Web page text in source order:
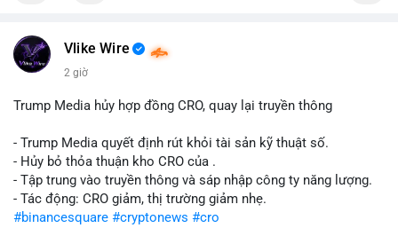
📰 Nguồn: CoinDesk
Vlike Wire
2 giờ
Trump Media hủy hợp đồng CRO, quay lại truyền thông
- Trump Media quyết định rút khỏi tài sản kỹ thuật số.
- Hủy bỏ thỏa thuận kho CRO của .
- Tập trung vào truyền thông và sáp nhập công ty năng lượng.
- Tác động: CRO giảm, thị trường giảm nhẹ.
#binancesquare #cryptonews #cro